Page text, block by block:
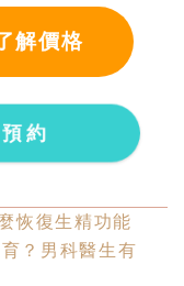
解價格
約
恢復生精功能
？男科醫生有